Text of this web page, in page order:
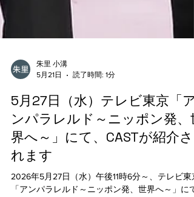
朱里 小溝
5月21日
読了時間: 1分
5月27日（水）テレビ東京「ア
ンパラレルド～ニッポン発、
界へ～」にて、CASTが紹介さ
れます